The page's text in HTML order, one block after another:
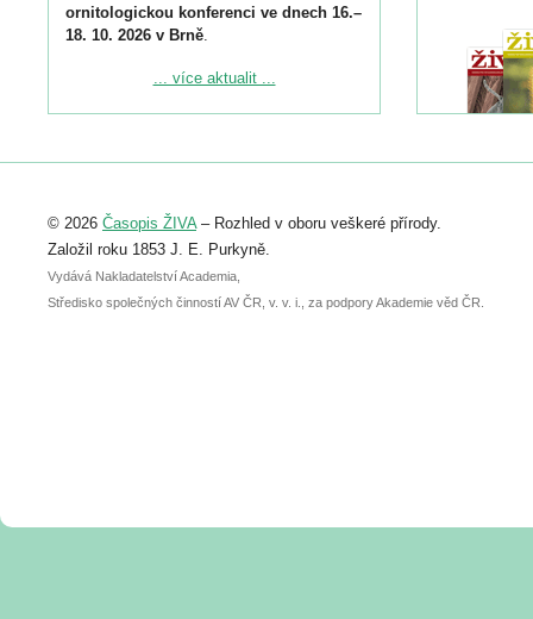
ornitologickou konferenci ve dnech 16.–
18. 10. 2026 v Brně.
Podrobnější informace ke konferenci
Registrovat se můžete do 6. září.
abstraktu přihlášené přednášky nebo
posteru je už 30. června.
... více aktualit ...
© 2026 Časopis ŽIVA– Rozhled v oboru veškeré přírody.
Založil roku 1853 J. E. Purkyně.
Vydává Nakladatelství Academia,
Středisko společných činností AV ČR, v. v. i., za podpory Akademie věd ČR.